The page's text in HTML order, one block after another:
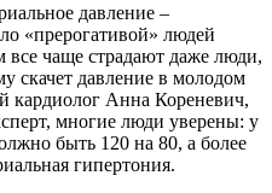
давление –
«прерогативой» людей
все чаще страдают даже люди,
скачет давление в молодом
кардиолог Анна Кореневич,
многие люди уверены: у
быть 120 на 80, а более
гипертония.